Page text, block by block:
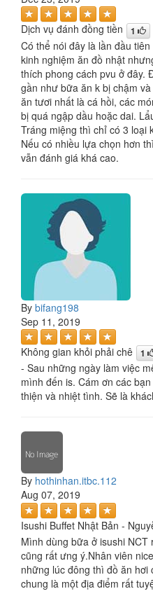
Dịch vụ đánh đồng tiền 1
Có thể nói đây là lần đầu
kinh nghiệm ăn đồ nhật
thích phong cách pvu ở đây.
gần như bữa ăn k bị chậm
ăn tươi nhất là cá hồi, các
bị quá ngập dầu hoặc dai.
Tráng miệng thì chỉ có 3 loại
Nếu có nhiều lựa chọn hơn
vẫn đánh giá khá cao.
By bifang198
Sep 11, 2019
Không gian khỏi phải chê 1
- Sau những ngày làm việc
mình đến is. Cám ơn các
thiện và nhiệt tình. Sẽ là
By hothinhan.itbc.112
Aug 07, 2019
Isushi Buffet Nhật Bản -
Mình dùng bữa ở isushi
cũng rất ưng ý.Nhân viên
những lúc đông thì đồ ăn
chung là một địa điểm rất